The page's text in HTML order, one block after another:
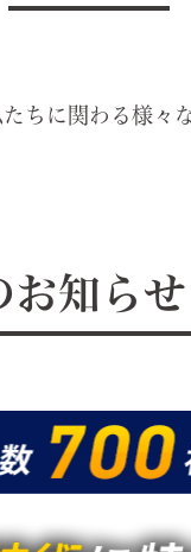
ちに関わる様々
お知らせ